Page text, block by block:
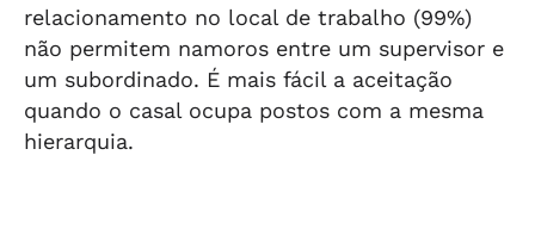
relacionamento no local de trabalho (99%)
não permitem namoros entre um supervisor e
um subordinado. É mais fácil a aceitação
quando o casal ocupa postos com a mesma
hierarquia.